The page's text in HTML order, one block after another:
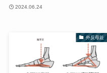
2024.06.24
外反母趾